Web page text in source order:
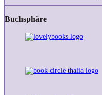
Buchsphäre